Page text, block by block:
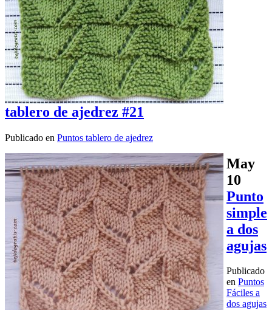
tablero de ajedrez #21
Publicado en Puntos tablero de ajedrez
May
10
Punto
simple
a dos
agujas
Publicado
en Puntos
Fáciles a
dos agujas